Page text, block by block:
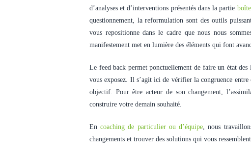
d’analyses et d’interventions présentés dans la partie
questionnement, la reformulation sont des outils
vous repositionne dans le cadre que nous nous
manifestement met en lumière des éléments qui font
Le feed back permet ponctuellement de faire un état
vous exposez. Il s’agit ici de vérifier la congruence
objectif. Pour être acteur de son changement,
construire votre demain souhaité.
Encoaching de particulier ou d’équipe , nous
changements et trouver des solutions qui vous ressemblent.